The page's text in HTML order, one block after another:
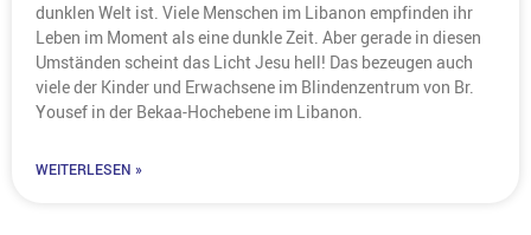
dunklen Welt ist. Viele Menschen im Libanon empfinden ihr
Leben im Moment als eine dunkle Zeit. Aber gerade in diesen
Umständen scheint das Licht Jesu hell! Das bezeugen auch
viele der Kinder und Erwachsene im Blindenzentrum von Br.
Yousef in der Bekaa-Hochebene im Libanon.
WEITERLESEN »